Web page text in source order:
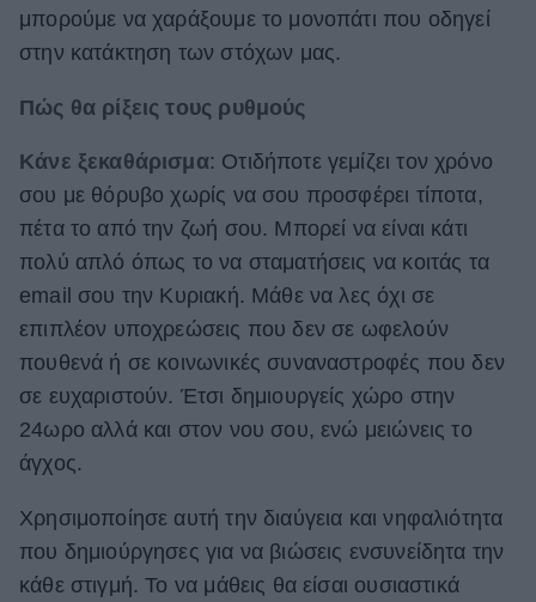
μπορούμε να χαράξουμε το μονοπάτι που οδηγεί
στην κατάκτηση των στόχων μας.
Πώς θα ρίξεις τους ρυθμούς
Κάνε ξεκαθάρισμα: Οτιδήποτε γεμίζει τον χρόνο
σου με θόρυβο χωρίς να σου προσφέρει τίποτα,
πέτα το από την ζωή σου. Μπορεί να είναι κάτι
πολύ απλό όπως το να σταματήσεις να κοιτάς τα
email σου την Κυριακή. Μάθε να λες όχι σε
επιπλέον υποχρεώσεις που δεν σε ωφελούν
πουθενά ή σε κοινωνικές συναναστροφές που δεν
σε ευχαριστούν. Έτσι δημιουργείς χώρο στην
24ωρο αλλά και στον νου σου, ενώ μειώνεις το
άγχος.
Χρησιμοποίησε αυτή την διαύγεια και νηφαλιότητα
που δημιούργησες για να βιώσεις ενσυνείδητα την
κάθε στιγμή. Το να μάθεις θα είσαι ουσιαστικά